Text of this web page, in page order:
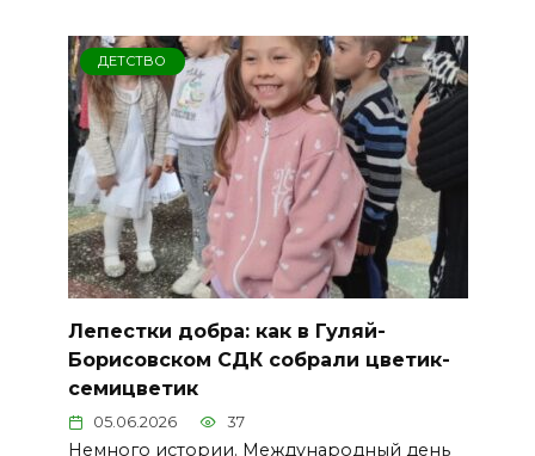
ДЕТСТВО
Лепестки добра: как в Гуляй-
Борисовском СДК собрали цветик-
семицветик
05.06.2026 37
Немного истории. Международный день